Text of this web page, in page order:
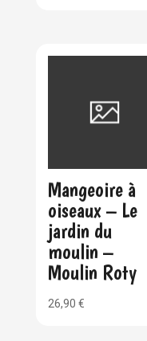
Mangeoire à
oiseaux – Le
jardin du
moulin –
Moulin Roty
26,90 €